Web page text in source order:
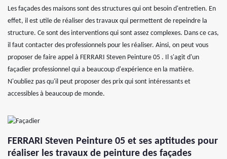
Les façades des maisons sont des structures qui ont besoin d'entretien. En
effet, il est utile de réaliser des travaux qui permettent de repeindre la
structure. Ce sont des interventions qui sont assez complexes. Dans ce cas,
il faut contacter des professionnels pour les réaliser. Ainsi, on peut vous
proposer de faire appel à FERRARI Steven Peinture 05 . Il s'agit d'un
façadier professionnel qui a beaucoup d'expérience en la matière.
N'oubliez pas qu'il peut proposer des prix qui sont intéressants et
accessibles à beaucoup de monde.
FERRARI Steven Peinture 05 et ses aptitudes pour
réaliser les travaux de peinture des façades